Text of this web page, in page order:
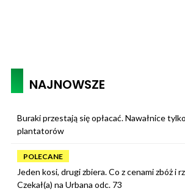
NAJNOWSZE
Buraki przestają się opłacać. Nawałnice
plantatorów
POLECANE
Jeden kosi, drugi zbiera. Co z cenami zbóż i
Czekał(a) na Urbana odc. 73